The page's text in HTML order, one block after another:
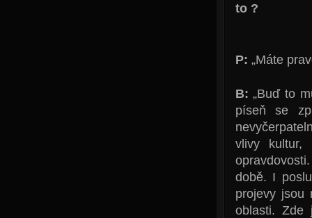
to ?
P: „Máte
B:„Buď to
píseň se
vlivy
době. I
projevy jsou
oblasti. Zde